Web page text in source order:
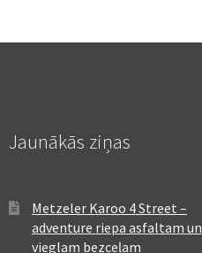
Jaunākās ziņas
Metzeler Karoo 4 Street –
adventure riepa asfaltam un
vieglam bezceļam